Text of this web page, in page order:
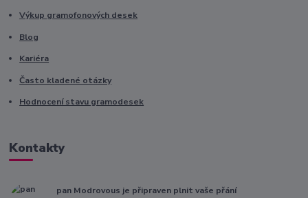
Výkup gramofonových desek
Blog
Kariéra
Často kladené otázky
Hodnocení stavu gramodesek
Kontakty
pan Modrovous je připraven plnit vaše přání